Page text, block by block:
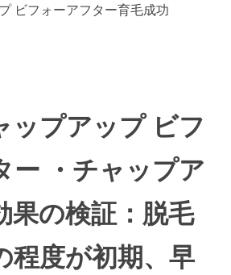
ビフォーアフター育毛成功
ップアップ ビフ
ー ・チャップア
果の検証：脱毛
程度が初期、早